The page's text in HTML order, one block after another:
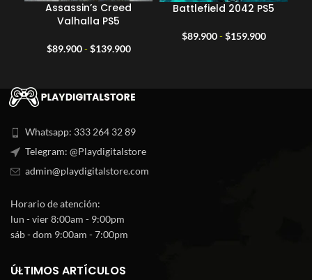
Assassin’s Creed
Valhalla PS5
$89.900 - $139.900Rango
$89.900
$139.900
Battlefield 2042 PS5
$89.900 - $159.900Rango
Whatsapp: 333 264 32 89
Telegram: @Playdigitalstore
admin@playdigitalstore.com
Horario de atención:
lun - vier 8:00am - 9:00pm
sáb - dom 9:00am - 7:00pm
ÚLTIMOS ARTÍCULOS